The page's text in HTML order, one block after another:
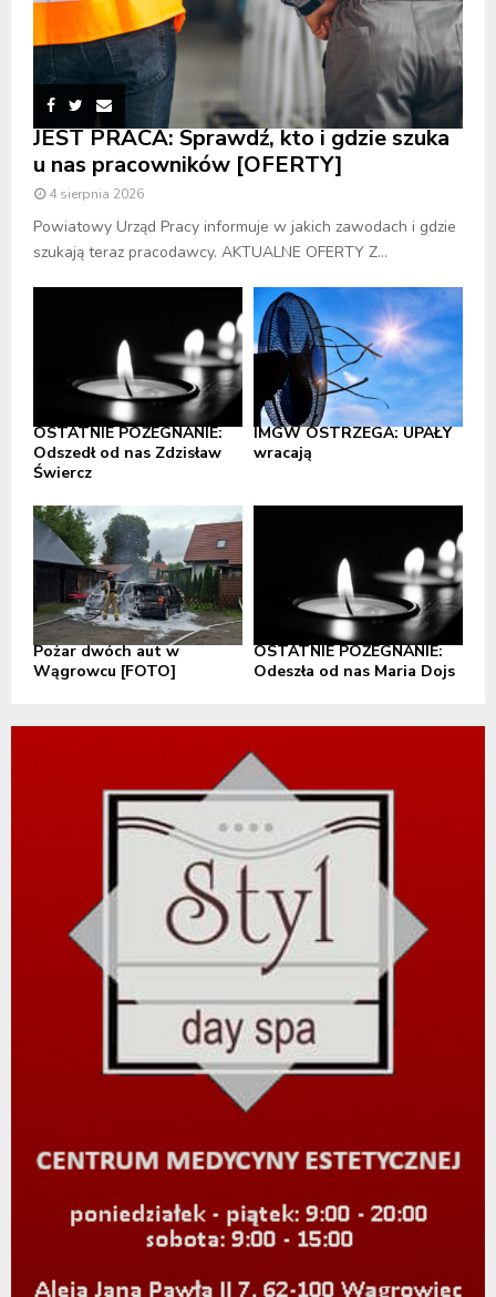
JEST PRACA: Sprawdź, kto i gdzie szuka
u nas pracowników [OFERTY]
4 sierpnia 2026
Powiatowy Urząd Pracy informuje w jakich zawodach i gdzie
szukają teraz pracodawcy. AKTUALNE OFERTY Z...
OSTATNIE POŻEGNANIE:
Odszedł od nas Zdzisław
Świercz
IMGW OSTRZEGA: UPAŁY
wracają
Pożar dwóch aut w
Wągrowcu [FOTO]
OSTATNIE POŻEGNANIE:
Odeszła od nas Maria Dojs